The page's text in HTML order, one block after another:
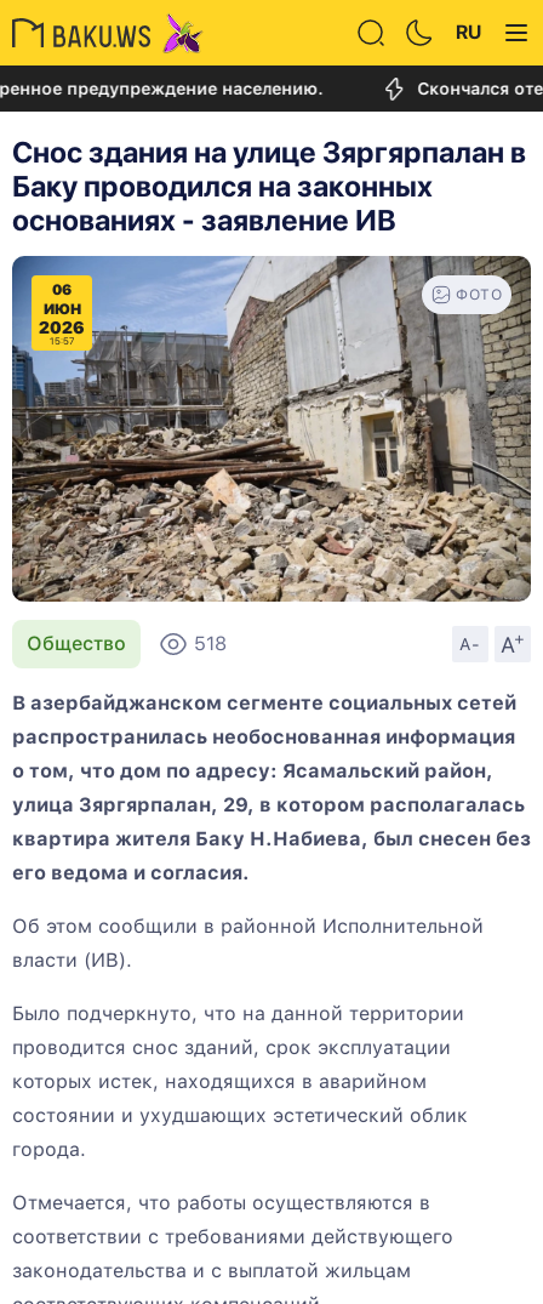
RU
населению. Скончался отец
Снос здания на улице Зяргярпалан в
Баку проводился на законных
основаниях - заявление ИВ
06
ИЮН
2026
15:57
ФОТО
Общество 518 A- A
+
В азербайджанском сегменте социальных сетей
распространилась необоснованная информация
о том, что дом по адресу: Ясамальский район,
улица Зяргярпалан, 29, в котором располагалась
квартира жителя Баку Н.Набиева, был снесен без
его ведома и согласия.
Об этом сообщили в районной Исполнительной
власти (ИВ).
Было подчеркнуто, что на данной территории
проводится снос зданий, срок эксплуатации
которых истек, находящихся в аварийном
состоянии и ухудшающих эстетический облик
города.
Отмечается, что работы осуществляются в
соответствии с требованиями действующего
законодательства и с выплатой жильцам